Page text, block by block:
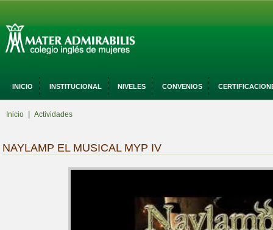
INICIO INSTITUCIONAL NIVELES CONVENIOS
Inicio Actividades
NAYLAMP EL MUSICAL MYP IV